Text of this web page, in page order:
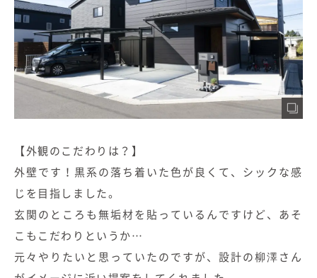
【外観のこだわりは？】
外壁です！黒系の落ち着いた色が良くて、シックな感
じを目指しました。
玄関のところも無垢材を貼っているんですけど、あそ
こもこだわりというか…
元々やりたいと思っていたのですが、設計の柳澤さん